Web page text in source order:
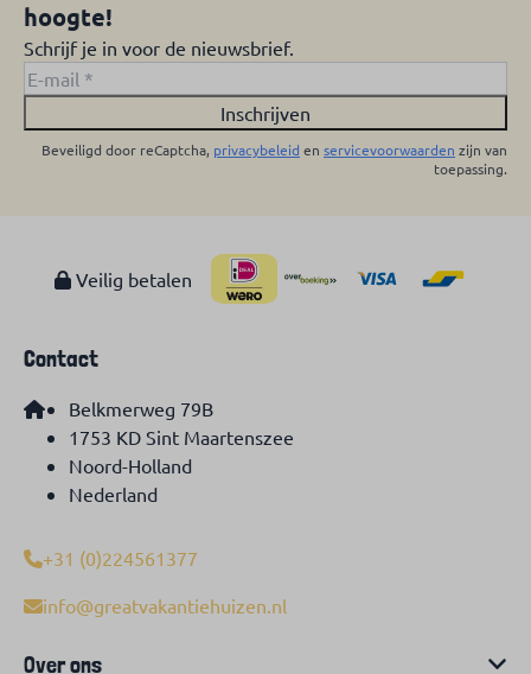
hoogte!
Schrijf je in voor de nieuwsbrief.
Inschrijven
Beveiligd door reCaptcha, privacybeleid en servicevoorwaarden zijn van
toepassing.
Veilig betalen
Contact
Belkmerweg 79B
1753 KD Sint Maartenszee
Noord-Holland
Nederland
+31 (0)224561377
info@greatvakantiehuizen.nl
Over ons